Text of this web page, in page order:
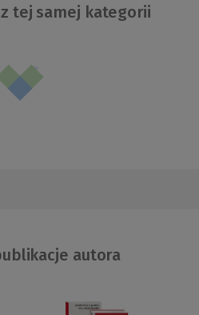
tej samej kategorii
autora